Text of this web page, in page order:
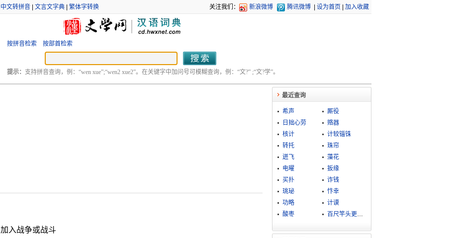
中文转拼音| 文言文字典| 繁体字转换 关注我们： 新浪微博 腾讯微博 设为首页 加入收藏
按拼音检索 按部首检索
提示： 支持拼音查询，例：“wen xue”;“wen2 xue2”。在关键字中加问号可模糊查询，例：“文?” ;“文?学”。
加入战争或战斗
最近查询
希声
厮役
日拙心劳
赂器
核计
计较锱铢
转托
珠帘
迸飞
藻花
电曜
扳缘
买扑
诈钱
珧珌
忭幸
功略
计谟
酸枣
百尺竿头更进一步